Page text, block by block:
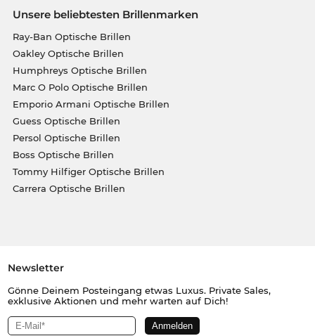
Unsere beliebtesten Brillenmarken
Ray-Ban Optische Brillen
Oakley Optische Brillen
Humphreys Optische Brillen
Marc O Polo Optische Brillen
Emporio Armani Optische Brillen
Guess Optische Brillen
Persol Optische Brillen
Boss Optische Brillen
Tommy Hilfiger Optische Brillen
Carrera Optische Brillen
Newsletter
Gönne Deinem Posteingang etwas Luxus. Private Sales,
exklusive Aktionen und mehr warten auf Dich!